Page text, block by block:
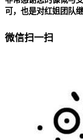
可，也是对红姐团队
微信扫一扫